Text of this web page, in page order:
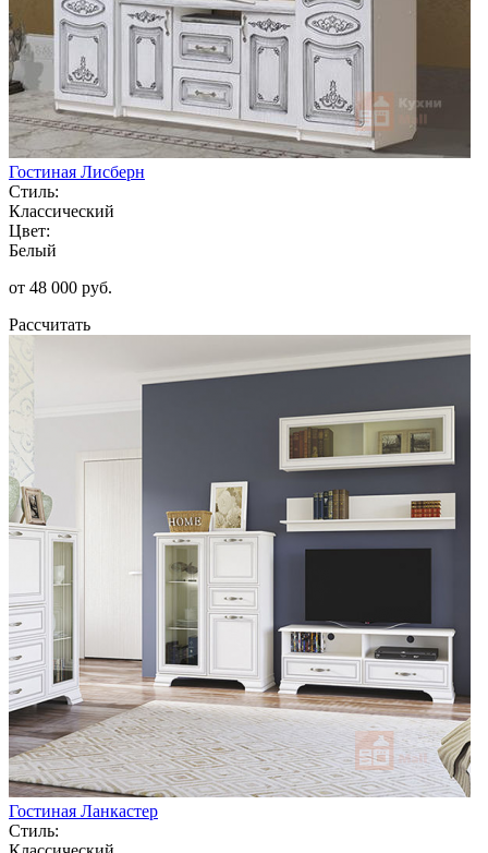
Гостиная Лисберн
Стиль:
Классический
Цвет:
Белый
от 48 000 руб.
Рассчитать
Гостиная Ланкастер
Стиль: